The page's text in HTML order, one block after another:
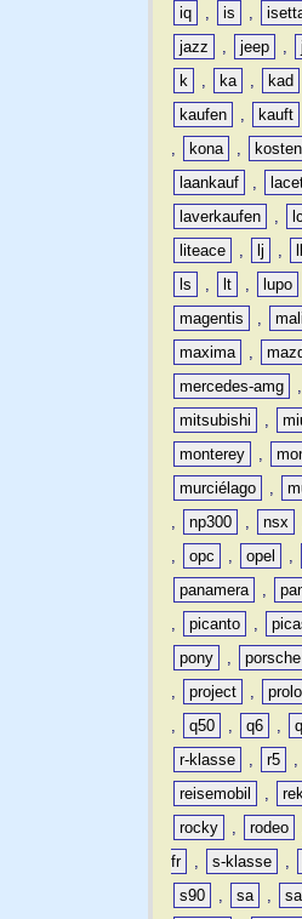
iq
, is ,
jazz
, jeep ,
k
, ka , kad
kaufen
, kauft
,
kona ,
laankauf
,
laverkaufen
, lc
liteace
, lj ,
ls
, lt , lupo
magentis
,
maxima
,
mercedes-amg
,
mitsubishi
,
monterey
,
murciélago
,
,
np300 , nsx
,
opc , opel ,
panamera
,
,
picanto ,
pony
, porsche
,
project ,
,
q50 , q6 ,
r-klasse
, r5 ,
reisemobil
,
rocky
, rodeo
fr
, s-klasse ,
s90
, sa ,